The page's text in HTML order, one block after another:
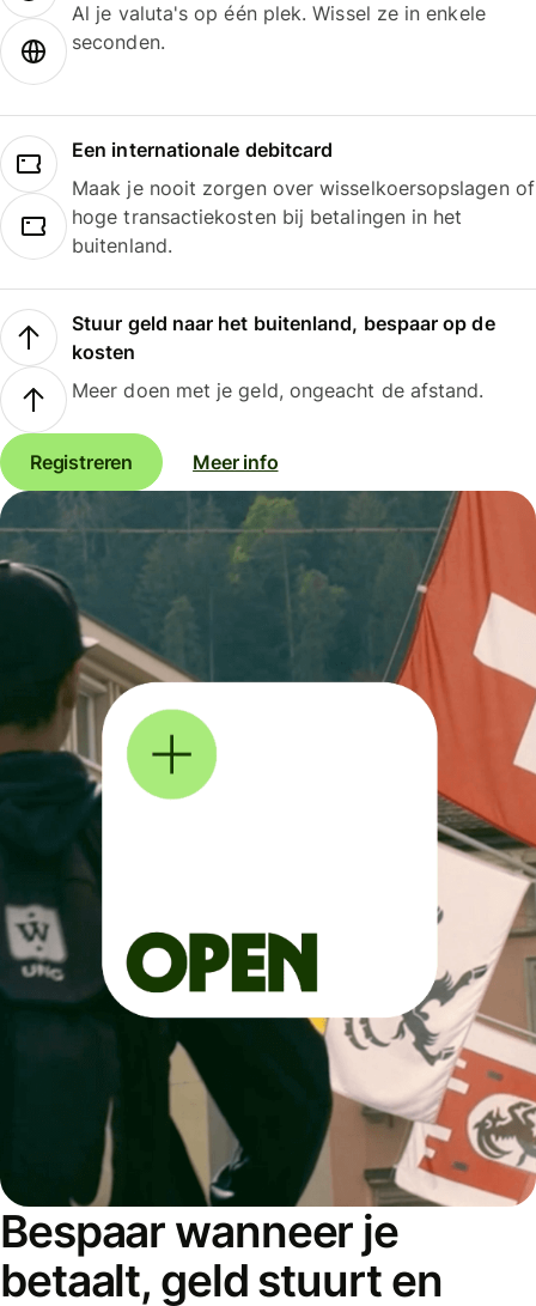
Al je valuta's op één plek. Wissel ze in enkele
seconden.
Een internationale debitcard
Maak je nooit zorgen over wisselkoersopslagen of
hoge transactiekosten bij betalingen in het
buitenland.
Stuur geld naar het buitenland, bespaar op de
kosten
Meer doen met je geld, ongeacht de afstand.
Registreren Meer info
Bespaar wanneer je
betaalt, geld stuurt en